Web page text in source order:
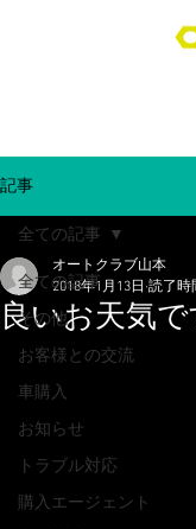
オートクラブ山本/
記事
全ての記事
その他
お客様との交流
車購入
お知らせ
トラブル対応
購入エージェント
全ての記事
良いお天気で
オートクラブ山本
2018年1月13日 読了時